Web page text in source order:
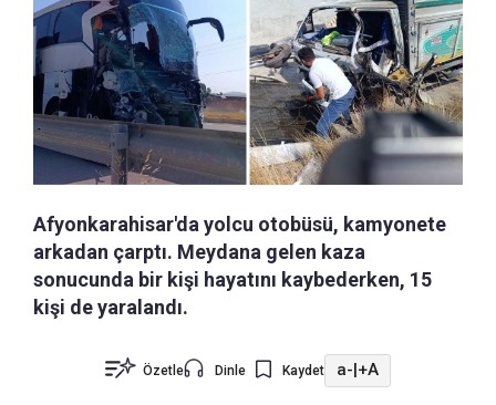
Afyonkarahisar'da yolcu otobüsü, kamyonete
arkadan çarptı. Meydana gelen kaza
sonucunda bir kişi hayatını kaybederken, 15
kişi de yaralandı.
Özetle Dinle Kaydet a-|+A